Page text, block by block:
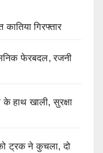
गिरफ्तार
फेरबदल, रजनी
के हाथ खाली, सुरक्षा
ट्रक ने कुचला, दो